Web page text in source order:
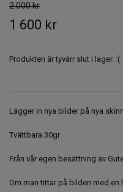
2 000 kr
1 600 kr
Produkten är tyvärr slut i lager. :(
Lägger in nya bilder på nya
Tvättbara 30gr
Från vår egen besättning av
Om man tittar på bilden med